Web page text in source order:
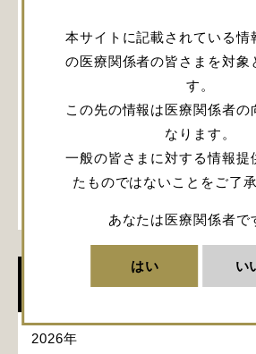
本サイトに記載されている情
の医療関係者の皆さまを対象
す。
この先の情報は医療関係者の
なります。
一般の皆さまに対する情報提
たものではないことをご了
あなたは医療関係者で
はい い
イベント
2026年
合会 新潟医療センター 脳神経外
積極的な髄液シャント抜去；シャ
判断、およびシャント抜去が及ぼ
演者：埜中 正博 先生 (関西医科大
フをどう活用するか-
Indication cases and removal
removal -How to use Virtual Off-